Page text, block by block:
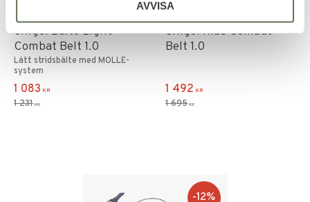
AVVISA
Snigel Bälte Light
Combat Belt 1.0
Lätt stridsbälte med MOLLE-
system
1 083 KR
1 231 KR
Add to favorites
Snigel Ribs Combat
Belt 1.0
1 492 KR
1 695 KR
12%